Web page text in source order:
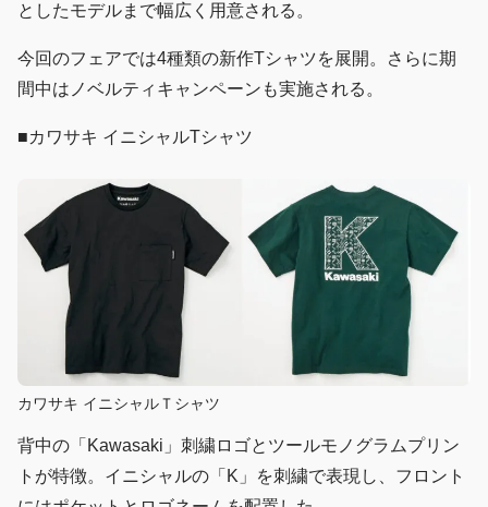
としたモデルまで幅広く用意される。
今回のフェアでは4種類の新作Tシャツを展開。さらに期
間中はノベルティキャンペーンも実施される。
■カワサキ イニシャルTシャツ
カワサキ イニシャルＴシャツ
背中の「Kawasaki」刺繍ロゴとツールモノグラムプリン
トが特徴。イニシャルの「K」を刺繍で表現し、フロント